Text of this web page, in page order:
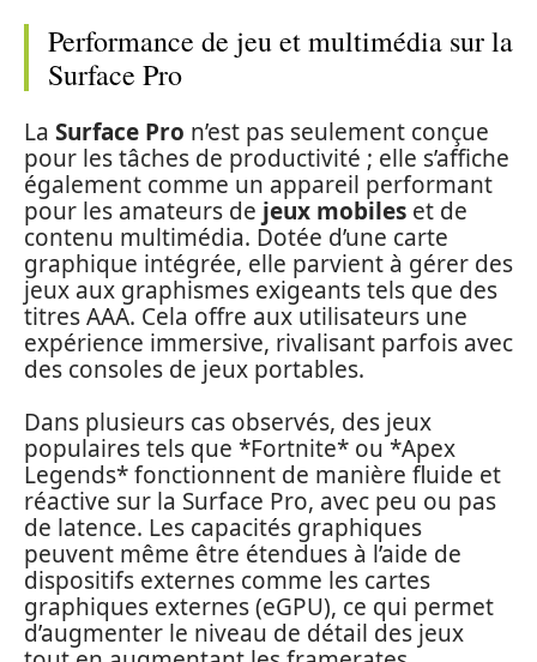
Performance de jeu et multimédia sur la
Surface Pro
La Surface Pro n’est pas seulement conçue
pour les tâches de productivité ; elle s’affiche
également comme un appareil performant
pour les amateurs de jeux mobiles et de
contenu multimédia. Dotée d’une carte
graphique intégrée, elle parvient à gérer des
jeux aux graphismes exigeants tels que des
titres AAA. Cela offre aux utilisateurs une
expérience immersive, rivalisant parfois avec
des consoles de jeux portables.
Dans plusieurs cas observés, des jeux
populaires tels que *Fortnite* ou *Apex
Legends* fonctionnent de manière fluide et
réactive sur la Surface Pro, avec peu ou pas
de latence. Les capacités graphiques
peuvent même être étendues à l’aide de
dispositifs externes comme les cartes
graphiques externes (eGPU), ce qui permet
d’augmenter le niveau de détail des jeux